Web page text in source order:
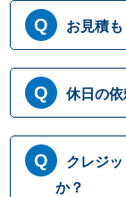
お見積
はい、
目で見
を元に
ただき
わない
たしま
休日の
365日
始いつ
料金は
クレジ
か？